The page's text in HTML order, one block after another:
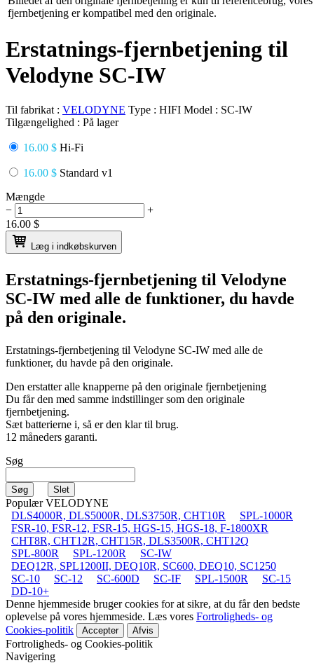
fjernbetjening er kompatibel med den originale.
Erstatnings-fjernbetjening til
Velodyne SC-IW
Til fabrikat : VELODYNE Type : HIFI Model : SC-IW
Tilgængelighed : På lager
16.00 $ Hi-Fi
16.00 $ Standard v1
Mængde
−
+
16.00 $
Læg i indkøbskurven
Erstatnings-fjernbetjening til Velodyne
SC-IW med alle de funktioner, du havde
på den originale.
Erstatnings-fjernbetjening til Velodyne SC-IW med alle de
funktioner, du havde på den originale.
Den erstatter alle knapperne på den originale fjernbetjening
Du får den med samme indstillinger som den originale
fjernbetjening.
Sæt batterierne i, så er den klar til brug.
12 måneders garanti.
Søg
Populær VELODYNE
DLS4000R, DLS5000R, DLS3750R, CHT10R
SPL-1000R
FSR-10, FSR-12, FSR-15, HGS-15, HGS-18, F-1800XR
CHT8R, CHT12R, CHT15R, DLS3500R, CHT12Q
SPL-800R
SPL-1200R
SC-IW
DEQ12R, SPL1200II, DEQ10R, SC600, DEQ10, SC1250
SC-10
SC-12 SC-600D SC-IF SPL-1500R
SC-15
DD-10+
Denne hjemmeside bruger cookies for at sikre, at du får den bedste
oplevelse på vores hjemmeside. Læs vores Fortroligheds- og
Cookies-politik
Accepter Afvis
Fortroligheds- og Cookies-politik
Navigering